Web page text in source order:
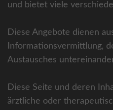
und bietet viele
Diese Angebote dienen
Informationsvermittlung,
Austausches
Diese Seite und deren
ärztliche oder